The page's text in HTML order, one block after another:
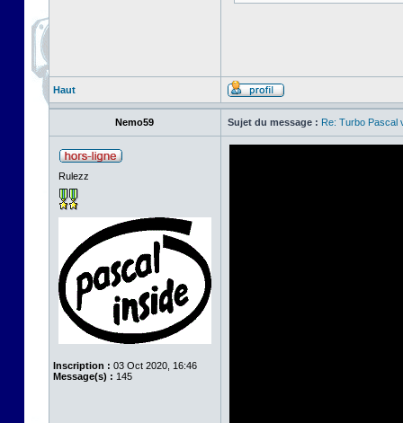
Haut
Nemo59 Sujet du message : Re: Turbo Pascal
Rulezz
Inscription : 03 Oct 2020, 16:46
Message(s) : 145